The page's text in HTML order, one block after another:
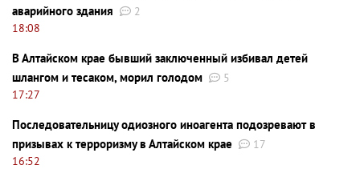
аварийного здания
2
18:08
В Алтайском крае бывший заключенный избивал детей
шлангом и тесаком, морил голодом
5
17:27
Последовательницу одиозного иноагента подозревают в
призывах к терроризму в Алтайском крае
17
16:52